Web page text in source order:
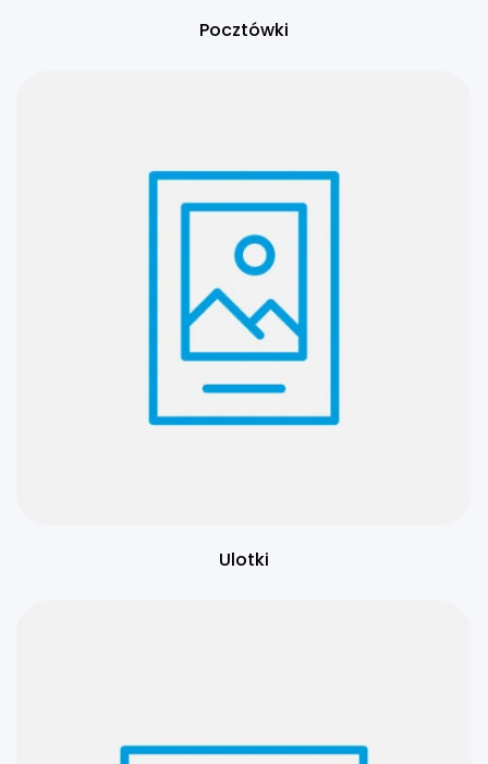
Pocztówki
Ulotki